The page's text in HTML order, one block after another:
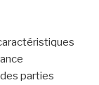
parties